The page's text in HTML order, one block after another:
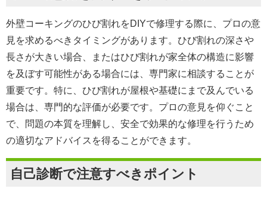
外壁コーキングのひび割れをDIYで修理する際に、プロの意
見を求めるべきタイミングがあります。ひび割れの深さや
長さが大きい場合、またはひび割れが家全体の構造に影響
を及ぼす可能性がある場合には、専門家に相談することが
重要です。特に、ひび割れが屋根や基礎にまで及んでいる
場合は、専門的な評価が必要です。プロの意見を仰ぐこと
で、問題の本質を理解し、安全で効果的な修理を行うため
の適切なアドバイスを得ることができます。
自己診断で注意すべきポイント